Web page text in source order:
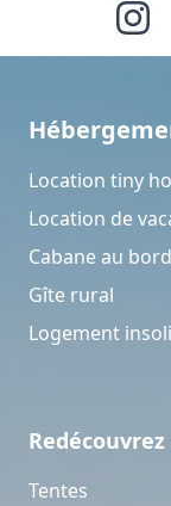
Location tiny
Location de
Cabane au
Gîte rural
Logement
Tentes